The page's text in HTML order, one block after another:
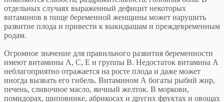
отдельных случаях выраженный дефицит некоторых
витаминов в пище беременной женщины может нарушить
развитие плода и привести к выкидышам и преждевременным
родам.
Огромное значение для правильного развития беременности
имеют витамины А, С, Е и группы В. Недостаток витамина А
неблагоприятно отражается на росте плода и даже может
иногда вызвать его гибель. Витамином А богаты рыбий жир,
печень, сливочное масло, яичный желток. В моркови,
помидорах, шиповнике, абрикосах и других фруктах и овощах